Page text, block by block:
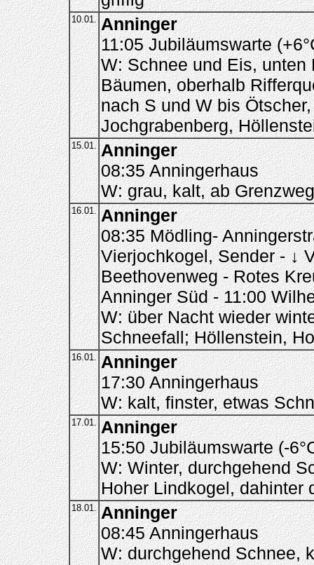
10.01. Anninger
11:05 Jubiläumswarte
W: Schnee und Eis,
Bäumen, oberhalb
nach S und W bis
Jochgrabenberg,
15.01. Anninger
08:35 Anningerhaus
W: grau, kalt, ab
16.01. Anninger
08:35 Mödling-
Vierjochkogel, Sender - ↓
Beethovenweg - Rotes
Anninger Süd - 11:00
W: über Nacht wieder
Schneefall; Höllenstein,
16.01. Anninger
17:30 Anningerhaus
W: kalt, finster, etwas
17.01. Anninger
15:50 Jubiläumswarte (-
W: Winter, durchgehend
Hoher Lindkogel, dahinter
18.01. Anninger
08:45 Anningerhaus
W: durchgehend Schnee,